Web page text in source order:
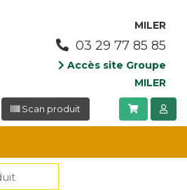
MILER
03 29 77 85 85
Accès site Groupe
MILER
Scan produit
cookies